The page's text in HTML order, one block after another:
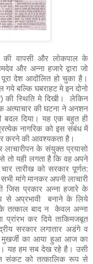
की वापसी और लोकपाल के
और अन्ना हजारे द्वारा जो
देश आदोंलित हो चुका है।
बल्कि घबराहट मे इन दोनो
की स्थिति मे दिखी। लेकिन
अत्याचार की घटना ने अनशन
बदल दिया। यह एक बहुत ही
नागरिक को इस संबंध में
करने की आवश्यकता है।
के संयुक्त प्रयासो
तो यही लगता है कि वह अपने
तारीख को सरकार पूर्णत:
मांगे मानकर अपनी लाचारी
जिस प्रकार अन्ना हजारे के
से अप्रभावी बनाने के लिये
तत्काल बाद न केवल अन्ना
कर दिये ताकिमजबूत
सरकार लगातार अडंगे व
मुखर्जी का आया हुआ आज का
यह हम सब देख रहे है। उसी
संकट को तत्कालिक रूप से